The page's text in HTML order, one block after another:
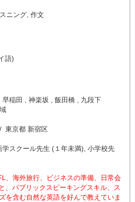
ニング 作文
語)
稲田 , 神楽坂 , 飯田橋 , 九段下
東京都 新宿区
スクール先生 (１年未満), 小学校先
、海外旅行、ビジネスの準備、日常会
、パブリックスピーキングスキル、ス
を含む自然な英語を好んで教えていま